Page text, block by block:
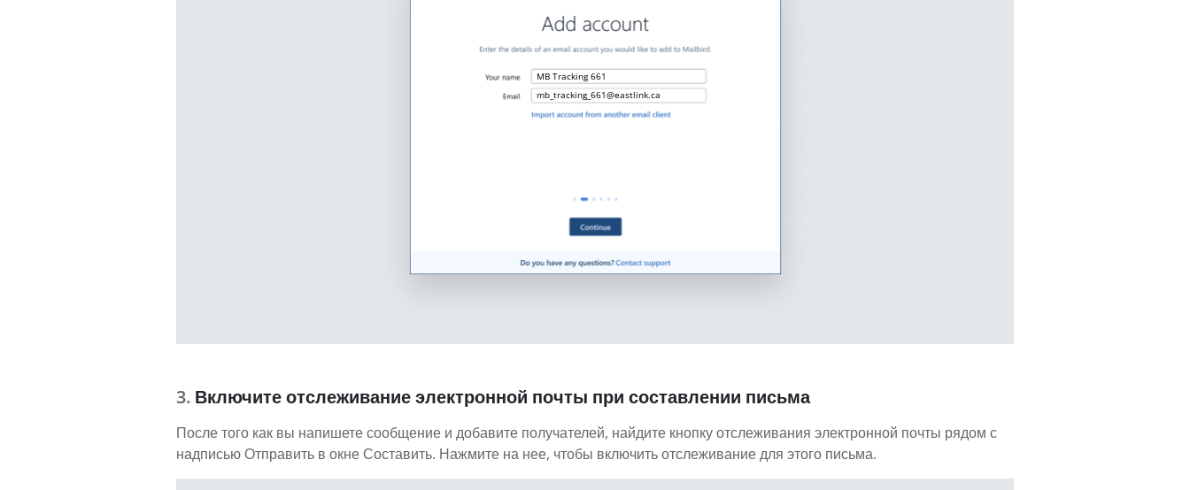
MB Tracking 661
mb_tracking_661@eastlink.ca
Включите отслеживание электронной почты при составлении письма
После того как вы напишете сообщение и добавите получателей, найдите кнопку отслеживания электронной почты рядом с
надписью Отправить в окне Составить. Нажмите на нее, чтобы включить отслеживание для этого письма.